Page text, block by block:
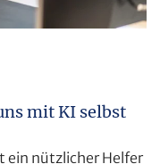
mit KI selbst
ein nützlicher Helfer